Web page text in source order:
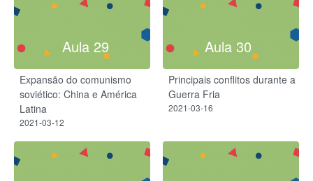
Aula 29
Expansão do comunismo
soviético: China e América
Latina
2021-03-12
Aula 30
Principais conflitos durante a
Guerra Fria
2021-03-16